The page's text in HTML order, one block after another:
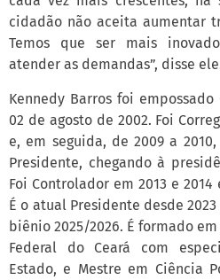
cidadão não aceita aumentar
Temos que ser mais
atender as demandas”, disse
Kennedy Barros foi empossado
02 de agosto de 2002. Foi
e, em seguida, de 2009 a
Presidente, chegando à
Foi Controlador em 2013 e 2014
É o atual Presidente desde
biênio 2025/2026. É formado
Federal do Ceará com
Estado, e Mestre em Ciência